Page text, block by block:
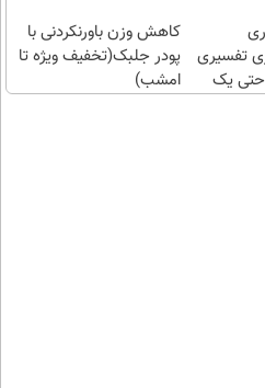
تفسیری
حتی یک
کاهش وزن باورنکردنی با
پودر جلبک(تخفیف ویژه تا
امشب)